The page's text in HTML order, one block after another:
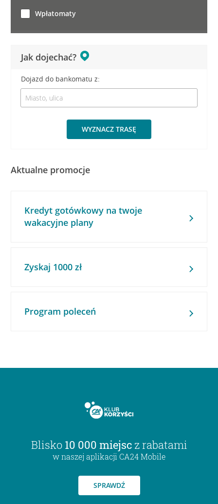
Jak dojechać?
Dojazd do bankomatu z:
WYZNACZ TRASĘ
Wpłatomaty
Aktualne promocje
Kredyt gotówkowy na twoje
wakacyjne plany
Zyskaj 1000 zł
Program poleceń
Blisko 10 000 miejsc z rabatami
w naszej aplikacji CA24 Mobile
SPRAWDŹ